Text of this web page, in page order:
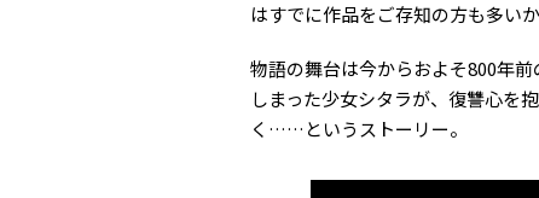
はすでに作品をご存知の方も多い
物語の舞台は今からおよそ800年
しまった少女シタラが、復讐心を
く……というストーリー。